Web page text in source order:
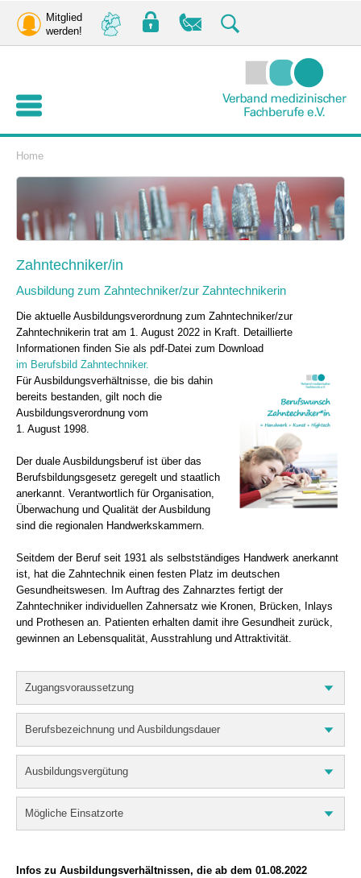
Mitglied
werden!
Home
Zahntechniker/in
Ausbildung zum Zahntechniker/zur Zahntechnikerin
Die aktuelle Ausbildungsverordnung zum Zahntechniker/zur
Zahntechnikerin trat am 1. August 2022 in Kraft. Detaillierte
Informationen finden Sie als pdf-Datei zum Download
im Berufsbild Zahntechniker.
Für Ausbildungsverhältnisse, die bis dahin
bereits bestanden, gilt noch die
Ausbildungsverordnung vom
1. August 1998.
Der duale Ausbildungsberuf ist über das
Berufsbildungsgesetz geregelt und staatlich
anerkannt. Verantwortlich für Organisation,
Überwachung und Qualität der Ausbildung
sind die regionalen Handwerkskammern.
Seitdem der Beruf seit 1931 als selbstständiges Handwerk anerkannt
ist, hat die Zahntechnik einen festen Platz im deutschen
Gesundheitswesen. Im Auftrag des Zahnarztes fertigt der
Zahntechniker individuellen Zahnersatz wie Kronen, Brücken, Inlays
und Prothesen an. Patienten erhalten damit ihre Gesundheit zurück,
gewinnen an Lebensqualität, Ausstrahlung und Attraktivität.
Zugangsvoraussetzung
Berufsbezeichnung und Ausbildungsdauer
Ausbildungsvergütung
Mögliche Einsatzorte
Infos zu Ausbildungsverhältnissen, die ab dem 01.08.2022